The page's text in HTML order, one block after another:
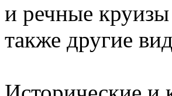
и речные
также другие